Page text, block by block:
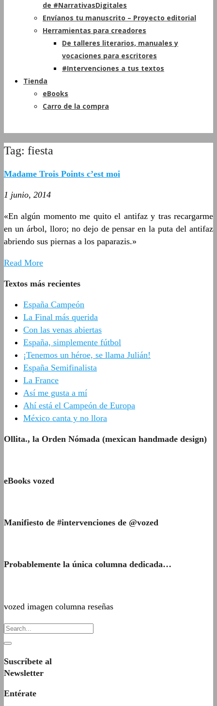
de #NarrativasDigitales
Envíanos tu manuscrito – Proyecto editorial
Herramientas para creadores
De talleres literarios, manuales y
vocaciones para escritores
#Intervenciones a tus textos
Tienda
eBooks
Carro de la compra
Tag: fiesta
Madame Trois Points c’est moi
1 junio, 2014
«En algún momento me quito el antifaz y tras recargarme
en un árbol, lloro; no dejo de pensar en la puta del antifaz
abriendo sus piernas a los paparazis.»
Read More
Textos más recientes
España Campeón
La Final más querida
Con las venas abiertas
España, simplemente fútbol
¡Tenemos un héroe, se llama Julián!
España Semifinalista
La France
Así me gusta a mí
Ahí está el Campeón de Europa
México canta y no llora
Ollita., la Orden Nómada (mexican handmade design)
eBooks vozed
Manifiesto de #intervenciones de @vozed
Probablemente la única columna dedicada…
vozed imagen columna reseñas
Suscríbete al
Newsletter
Entérate